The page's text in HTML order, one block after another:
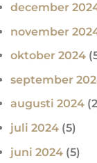
december
november
oktober 2024
september
augusti 2024
juli 2024 (5)
juni 2024 (5)